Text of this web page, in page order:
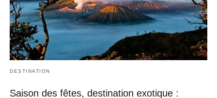
DESTINATION
Saison des fêtes, destination exotique :